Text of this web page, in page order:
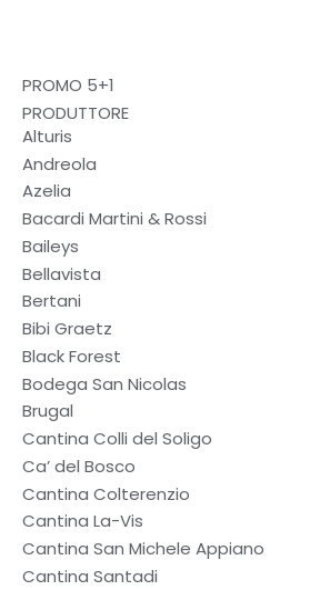
PROMO 5+1
PRODUTTORE
Alturis
Andreola
Azelia
Bacardi Martini & Rossi
Baileys
Bellavista
Bertani
Bibi Graetz
Black Forest
Bodega San Nicolas
Brugal
Cantina Colli del Soligo
Ca’ del Bosco
Cantina Colterenzio
Cantina La-Vis
Cantina San Michele Appiano
Cantina Santadi